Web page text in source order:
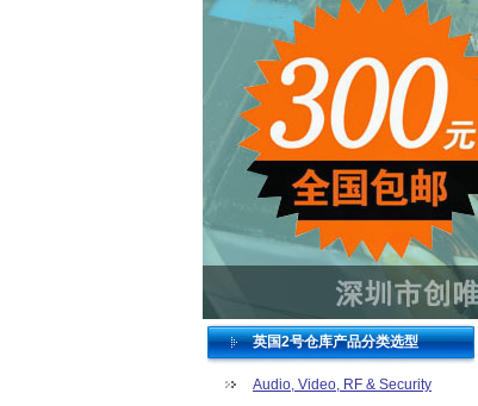
英国2号仓库产品分类选型
Audio, Video, RF & Security